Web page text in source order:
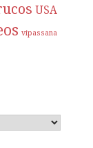
USA
vipassana